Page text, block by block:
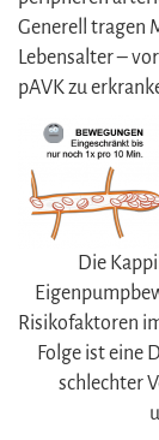
Generell tragen
Lebensalter –
pAVK zu
Die
Risikofaktoren
Folge ist eine
schlechter